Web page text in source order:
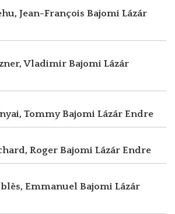
Jean-François Bajomi Lázár
Vladimir Bajomi Lázár
TommyBajomi Lázár Endre
Roger Bajomi Lázár Endre
Emmanuel Bajomi Lázár